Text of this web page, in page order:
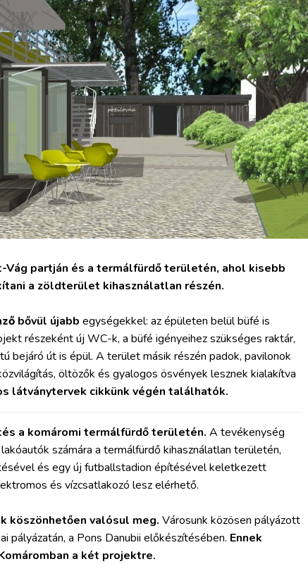
partján és a termálfürdő területén, ahol kisebb
a zöldterület kihasználatlan részén.
bővül újabb egységekkel: az épületen belül büfé is
részeként új WC-k, a büfé igényeihez szükséges raktár,
bejáró út is épül. A terület másik részén padok, pavilonok
öltözők és gyalogos ösvények lesznek kialakítva
látványtervek cikkünk végén találhatók.
a komáromi termálfürdő területén. A tevékenység
számára a termálfürdő kihasználatlan területén,
és egy új futballstadion építésével keletkezett
és vízcsatlakozó lesz elérhető.
köszönhetően valósul meg. Városunk közösen pályázott
pályázatán, a Pons Danubii előkészítésében. Ennek
a két projektre.